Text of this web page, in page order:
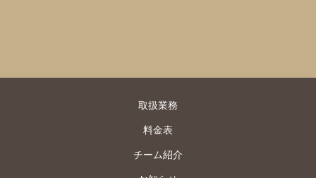
取扱業務
料金表
チーム紹介